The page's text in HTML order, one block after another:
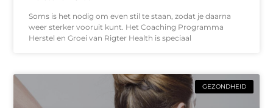
Soms is het nodig om even stil te staan, zodat je daarna
weer sterker vooruit kunt. Het Coaching Programma
Herstel en Groei van Rigter Health is speciaal
GEZONDHEID